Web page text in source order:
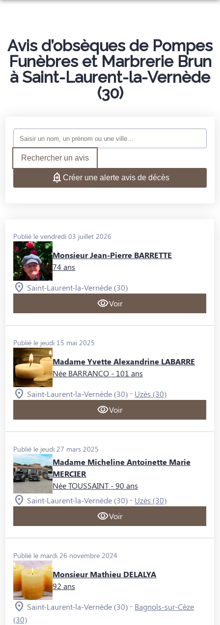
ORGANISER DES OBSÈQUES
PRÉVOIR SES OBSÈQUES
MONUMENTS FUNÉRAIRES
NOS AGENCES
UZÈS
NOS PAVILLONS FUNERAIRES
LA CALMETTE
BOUTIQUE
ESPACES HOMMAGES
Avis d’obsèques de Pompes
Funèbres et Marbrerie Brun
à Saint-Laurent-la-Vernède
(30)
Rechercher un avis
Créer une alerte avis de décès
Publié le vendredi 03 juillet 2026
Monsieur Jean-Pierre BARRETTE
74 ans
Saint-Laurent-la-Vernède (30)
Voir
Publié le jeudi 15 mai 2025
Madame Yvette Alexandrine LABARRE
Née BARRANCO - 101 ans
Saint-Laurent-la-Vernède (30) - Uzès (30)
Voir
Publié le jeudi 27 mars 2025
Madame Micheline Antoinette Marie
MERCIER
Née TOUSSAINT - 90 ans
Saint-Laurent-la-Vernède (30) - Uzès (30)
Voir
Publié le mardi 26 novembre 2024
Monsieur Mathieu DELALYA
92 ans
Saint-Laurent-la-Vernède (30) - Bagnols-sur-Cèze
(30)